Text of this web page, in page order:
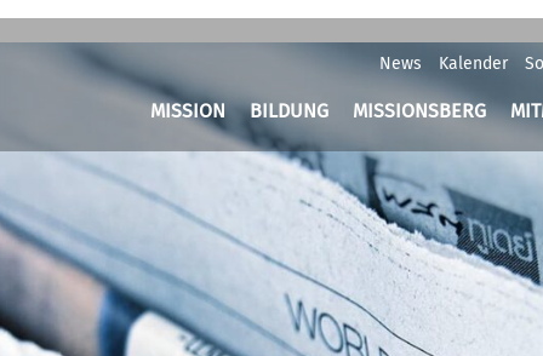
News Kalender
MISSION BILDUNG MISSIONSBERG